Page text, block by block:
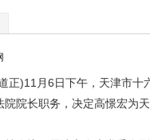
)11月6日下午，天津市十
院长职务，决定高憬宏为